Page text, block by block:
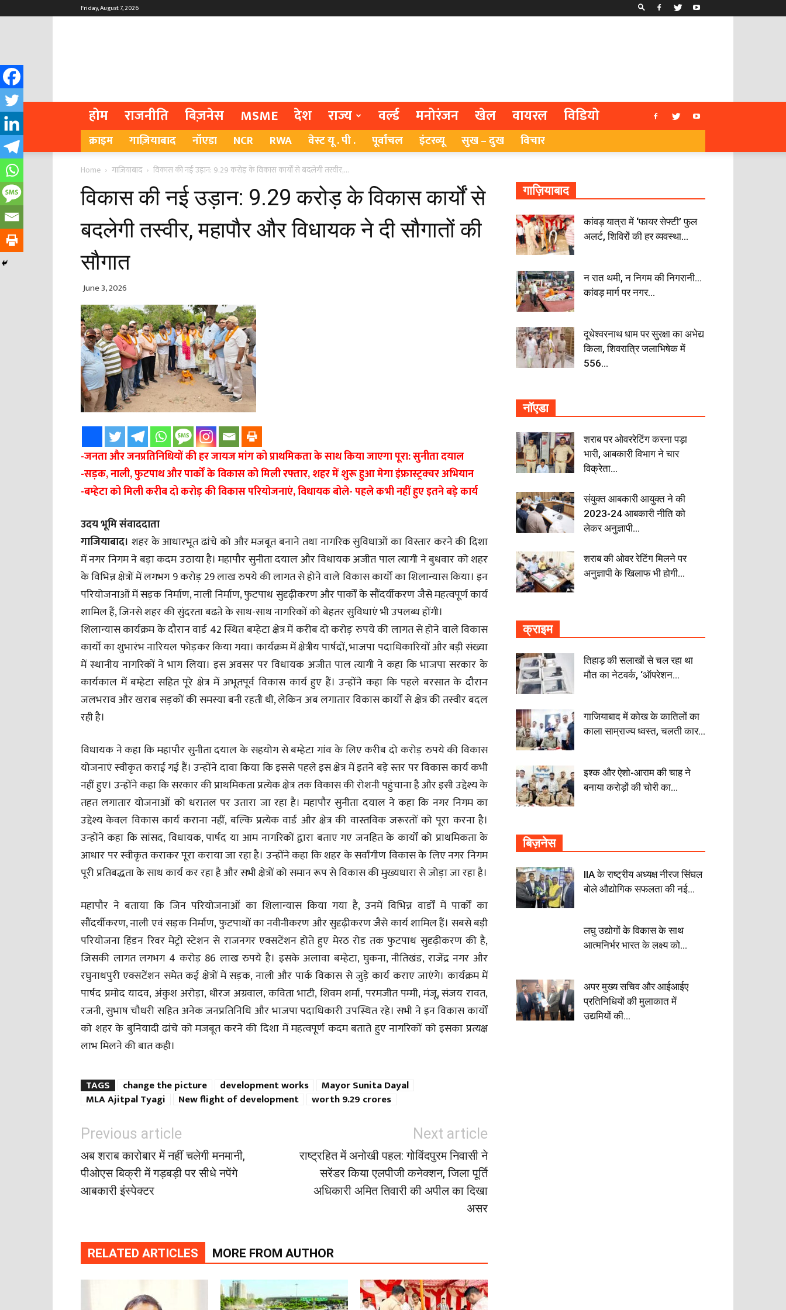
Friday, August 7, 2026
होम राजनीति बिज़नेस MSME देश राज्य वर्ल्ड मनोरंजन खेल वायरल विडियो
क्राइम गाज़ियाबाद नॉएडा NCR RWA वेस्ट यू . पी . पूर्वांचल इंटरव्यू सुख – दुख विचार
Home गाज़ियाबाद विकास की नई उड़ान: 9.29 करोड़ के विकास कार्यों से बदलेगी तस्वीर,...
विकास की नई उड़ान: 9.29 करोड़ के विकास कार्यों से
बदलेगी तस्वीर, महापौर और विधायक ने दी सौगातों की
सौगात
June 3, 2026
-जनता और जनप्रतिनिधियों की हर जायज मांग को प्राथमिकता के साथ किया जाएगा पूरा: सुनीता दयाल
-सड़क, नाली, फुटपाथ और पार्कों के विकास को मिली रफ्तार, शहर में शुरू हुआ मेगा इंफ्रास्ट्रक्चर अभियान
-बम्हेटा को मिली करीब दो करोड़ की विकास परियोजनाएं, विधायक बोले- पहले कभी नहीं हुए इतने बड़े कार्य
उदय भूमि संवाददाता
गाजियाबाद। शहर के आधारभूत ढांचे को और मजबूत बनाने तथा नागरिक सुविधाओं का विस्तार करने की दिशा
में नगर निगम ने बड़ा कदम उठाया है। महापौर सुनीता दयाल और विधायक अजीत पाल त्यागी ने बुधवार को शहर
के विभिन्न क्षेत्रों में लगभग 9 करोड़ 29 लाख रुपये की लागत से होने वाले विकास कार्यों का शिलान्यास किया। इन
परियोजनाओं में सड़क निर्माण, नाली निर्माण, फुटपाथ सुदृढ़ीकरण और पार्कों के सौंदर्यीकरण जैसे महत्वपूर्ण कार्य
शामिल हैं, जिनसे शहर की सुंदरता बढऩे के साथ-साथ नागरिकों को बेहतर सुविधाएं भी उपलब्ध होंगी।
शिलान्यास कार्यक्रम के दौरान वार्ड 42 स्थित बम्हेटा क्षेत्र में करीब दो करोड़ रुपये की लागत से होने वाले विकास
कार्यों का शुभारंभ नारियल फोड़कर किया गया। कार्यक्रम में क्षेत्रीय पार्षदों, भाजपा पदाधिकारियों और बड़ी संख्या
में स्थानीय नागरिकों ने भाग लिया। इस अवसर पर विधायक अजीत पाल त्यागी ने कहा कि भाजपा सरकार के
कार्यकाल में बम्हेटा सहित पूरे क्षेत्र में अभूतपूर्व विकास कार्य हुए हैं। उन्होंने कहा कि पहले बरसात के दौरान
जलभराव और खराब सड़कों की समस्या बनी रहती थी, लेकिन अब लगातार विकास कार्यों से क्षेत्र की तस्वीर बदल
रही है।
विधायक ने कहा कि महापौर सुनीता दयाल के सहयोग से बम्हेटा गांव के लिए करीब दो करोड़ रुपये की विकास
योजनाएं स्वीकृत कराई गई हैं। उन्होंने दावा किया कि इससे पहले इस क्षेत्र में इतने बड़े स्तर पर विकास कार्य कभी
नहीं हुए। उन्होंने कहा कि सरकार की प्राथमिकता प्रत्येक क्षेत्र तक विकास की रोशनी पहुंचाना है और इसी उद्देश्य के
तहत लगातार योजनाओं को धरातल पर उतारा जा रहा है। महापौर सुनीता दयाल ने कहा कि नगर निगम का
उद्देश्य केवल विकास कार्य कराना नहीं, बल्कि प्रत्येक वार्ड और क्षेत्र की वास्तविक जरूरतों को पूरा करना है।
उन्होंने कहा कि सांसद, विधायक, पार्षद या आम नागरिकों द्वारा बताए गए जनहित के कार्यों को प्राथमिकता के
आधार पर स्वीकृत कराकर पूरा कराया जा रहा है। उन्होंने कहा कि शहर के सर्वांगीण विकास के लिए नगर निगम
पूरी प्रतिबद्धता के साथ कार्य कर रहा है और सभी क्षेत्रों को समान रूप से विकास की मुख्यधारा से जोड़ा जा रहा है।
महापौर ने बताया कि जिन परियोजनाओं का शिलान्यास किया गया है, उनमें विभिन्न वार्डों में पार्कों का
सौंदर्यीकरण, नाली एवं सड़क निर्माण, फुटपाथों का नवीनीकरण और सुदृढ़ीकरण जैसे कार्य शामिल हैं। सबसे बड़ी
परियोजना हिंडन रिवर मेट्रो स्टेशन से राजनगर एक्सटेंशन होते हुए मेरठ रोड तक फुटपाथ सुदृढ़ीकरण की है,
जिसकी लागत लगभग 4 करोड़ 86 लाख रुपये है। इसके अलावा बम्हेटा, घुकना, नीतिखंड, राजेंद्र नगर और
रघुनाथपुरी एक्सटेंशन समेत कई क्षेत्रों में सड़क, नाली और पार्क विकास से जुड़े कार्य कराए जाएंगे। कार्यक्रम में
पार्षद प्रमोद यादव, अंकुश अरोड़ा, धीरज अग्रवाल, कविता भाटी, शिवम शर्मा, परमजीत पम्मी, मंजू, संजय रावत,
रजनी, सुभाष चौधरी सहित अनेक जनप्रतिनिधि और भाजपा पदाधिकारी उपस्थित रहे। सभी ने इन विकास कार्यों
को शहर के बुनियादी ढांचे को मजबूत करने की दिशा में महत्वपूर्ण कदम बताते हुए नागरिकों को इसका प्रत्यक्ष
लाभ मिलने की बात कही।
TAGS change the picture development works
Mayor Sunita Dayal
MLA Ajitpal Tyagi
New flight of development worth 9.29 crores
Previous article
अब शराब कारोबार में नहीं चलेगी मनमानी,
पीओएस बिक्री में गड़बड़ी पर सीधे नपेंगे
आबकारी इंस्पेक्टर
Next article
राष्ट्रहित में अनोखी पहल: गोविंदपुरम निवासी ने
सरेंडर किया एलपीजी कनेक्शन, जिला पूर्ति
अधिकारी अमित तिवारी की अपील का दिखा
असर
RELATED ARTICLES MORE FROM AUTHOR
गाज़ियाबाद
कांवड़ यात्रा में ‘फायर सेफ्टी’ फुल
अलर्ट, शिविरों की हर व्यवस्था...
न रात थमी, न निगम की निगरानी…
कांवड़ मार्ग पर नगर...
दूधेश्वरनाथ धाम पर सुरक्षा का अभेद्य
किला, शिवरात्रि जलाभिषेक में
556...
नॉएडा
शराब पर ओवररेटिंग करना पड़ा
भारी, आबकारी विभाग ने चार
विक्रेता...
संयुक्त आबकारी आयुक्त ने की
2023-24 आबकारी नीति को
लेकर अनुज्ञापी...
शराब की ओवर रेटिंग मिलने पर
अनुज्ञापी के खिलाफ भी होगी...
क्राइम
तिहाड़ की सलाखों से चल रहा था
मौत का नेटवर्क, ‘ऑपरेशन...
गाजियाबाद में कोख के कातिलों का
काला साम्राज्य ध्वस्त, चलती कार...
इश्क और ऐशो-आराम की चाह ने
बनाया करोड़ों की चोरी का...
बिज़नेस
IIA के राष्ट्रीय अध्यक्ष नीरज सिंघल
बोले औद्योगिक सफलता की नई...
लघु उद्योगों के विकास के साथ
आत्मनिर्भर भारत के लक्ष्य को...
अपर मुख्य सचिव और आईआईए
प्रतिनिधियों की मुलाकात में
उद्यमियों की...